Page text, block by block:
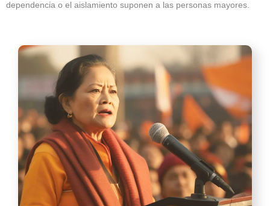
dependencia o el aislamiento suponen a las personas mayores.